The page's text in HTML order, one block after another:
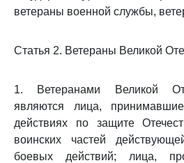
ветераны военной службы,
Статья 2. Ветераны Великой
1. Ветеранами Великой
являются лица,
действиях по защите
воинских частей
боевых действий; лица,